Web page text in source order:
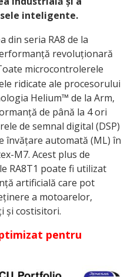
inteligente.
din seria RA8 de la
revoluționară
microcontrolerele
ridicate ale procesorului
Helium™ de la Arm,
de până la 4 ori
de semnal digital (DSP)
învățare automată (ML) în
M7. Acest plus de
RA8T1 poate fi utilizat
artificială care pot
a motoarelor,
și costisitori.
pentru